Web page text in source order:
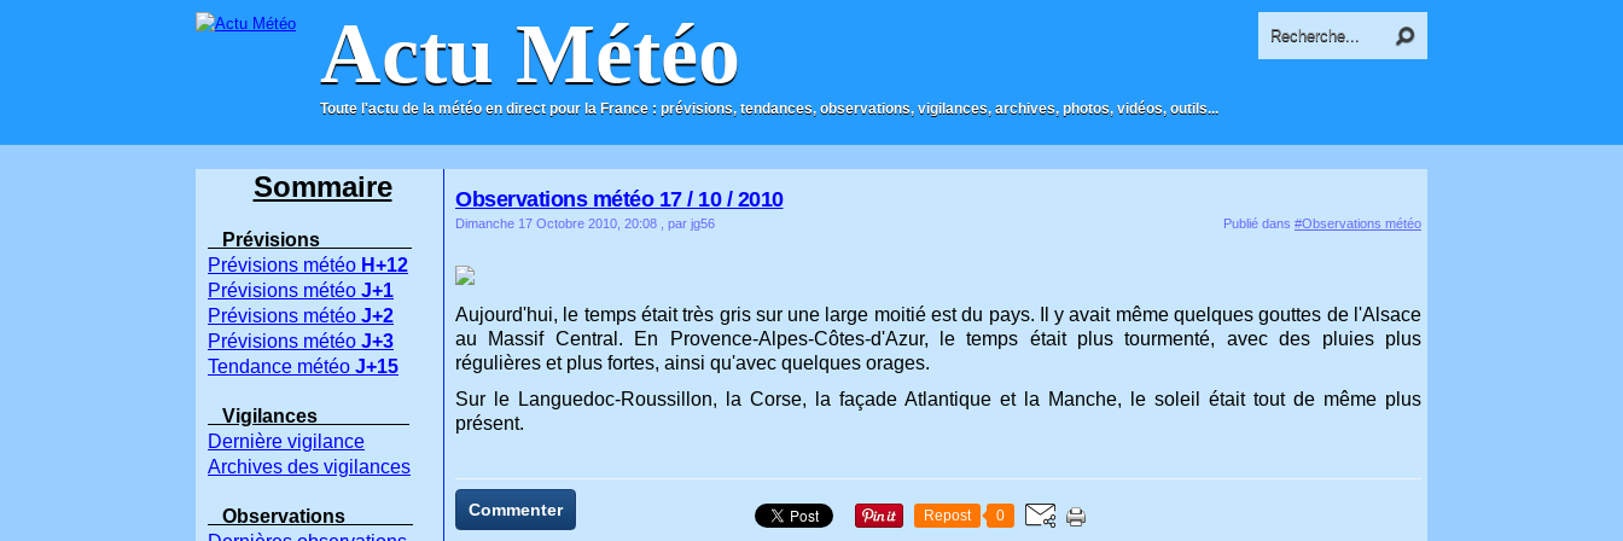
Actu Météo
Toute l'actu de la météo en direct pour la France : prévisions, tendances, observations, vigilances, archives, photos, vidéos, outils...
ACCUEIL CONTACT
Observations météo 17 / 10 / 2010
Dimanche 17 Octobre 2010, 20:08 , par jg56 Publié dans #Observations météo
Aujourd'hui, le temps était très gris sur une large moitié est du pays. Il y avait même quelques gouttes de l'Alsace
au Massif Central. En Provence-Alpes-Côtes-d'Azur, le temps était plus tourmenté, avec des pluies plus
régulières et plus fortes, ainsi qu'avec quelques orages.
Sur le Languedoc-Roussillon, la Corse, la façade Atlantique et la Manche, le soleil était tout de même plus
présent.
Commenter Repost 0
Sommaire
Prévisions
Prévisions météo H+12
Prévisions météo J+1
Prévisions météo J+2
Prévisions météo J+3
Tendance météo J+15
Vigilances
Dernière vigilance
Archives des vigilances
Observations